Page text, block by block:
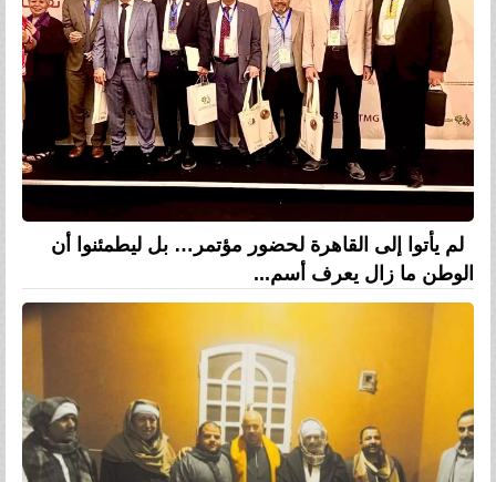
لم يأتوا إلى القاهرة لحضور مؤتمر… بل ليطمئنوا أن
الوطن ما زال يعرف أسم...